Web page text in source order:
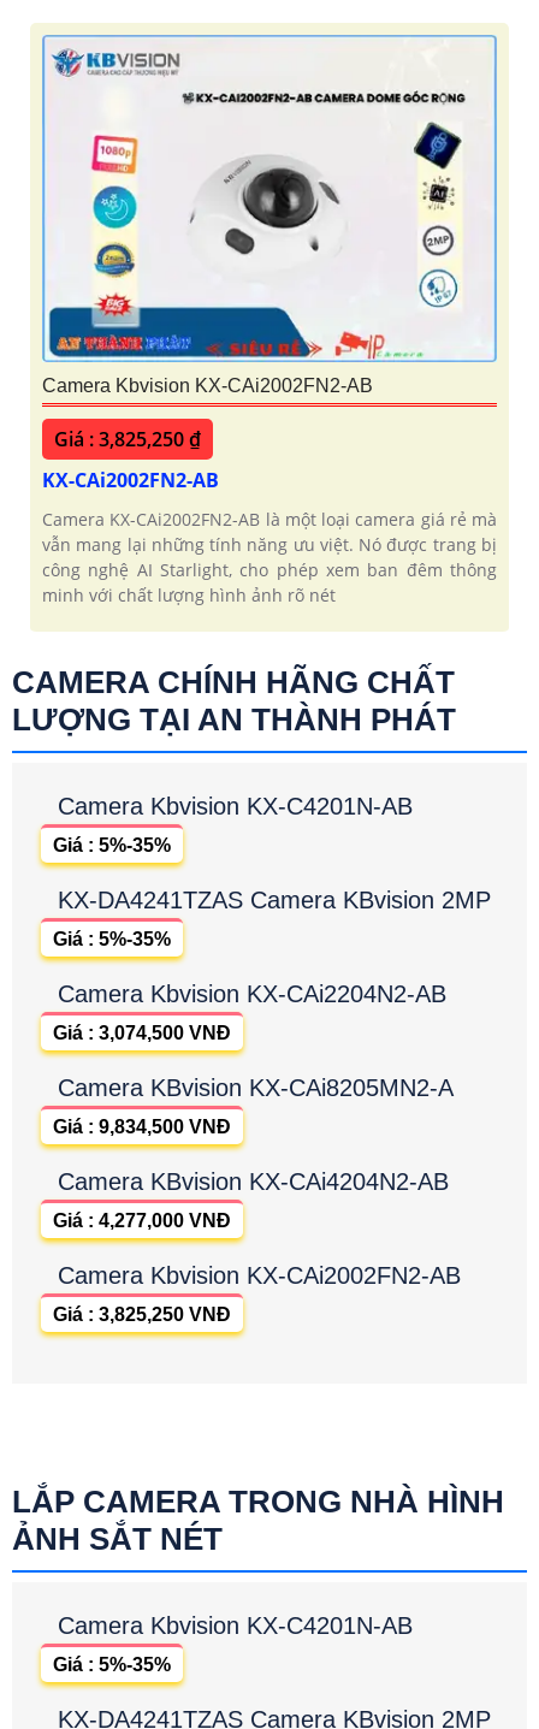
Camera Kbvision KX-CAi2002FN2-AB
Giá : 3,825,250 ₫
KX-CAi2002FN2-AB
Camera KX-CAi2002FN2-AB là một loại camera giá rẻ mà
vẫn mang lại những tính năng ưu việt. Nó được trang bị
công nghệ AI Starlight, cho phép xem ban đêm thông
minh với chất lượng hình ảnh rõ nét
CAMERA CHÍNH HÃNG CHẤT
LƯỢNG TẠI AN THÀNH PHÁT
Camera Kbvision KX-C4201N-AB
Giá : 5%-35%
KX-DA4241TZAS Camera KBvision 2MP
Giá : 5%-35%
Camera Kbvision KX-CAi2204N2-AB
Giá : 3,074,500 VNĐ
Camera KBvision KX-CAi8205MN2-A
Giá : 9,834,500 VNĐ
Camera KBvision KX-CAi4204N2-AB
Giá : 4,277,000 VNĐ
Camera Kbvision KX-CAi2002FN2-AB
Giá : 3,825,250 VNĐ
LẮP CAMERA TRONG NHÀ HÌNH
ẢNH SẮT NÉT
Camera Kbvision KX-C4201N-AB
Giá : 5%-35%
KX-DA4241TZAS Camera KBvision 2MP